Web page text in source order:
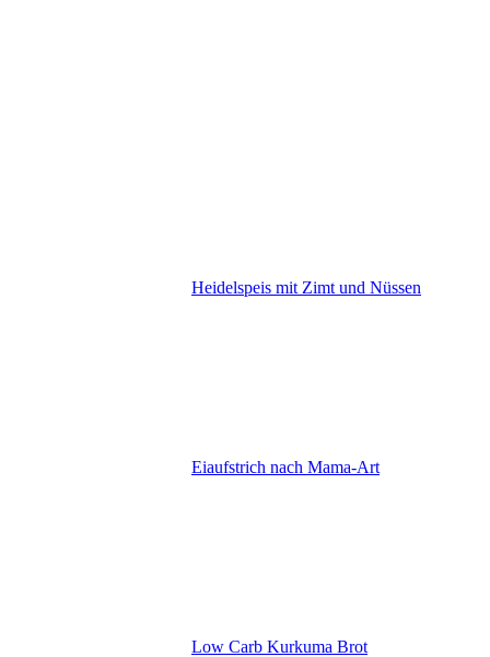
Heidelspeis mit Zimt und Nüssen
Eiaufstrich nach Mama-Art
Low Carb Kurkuma Brot